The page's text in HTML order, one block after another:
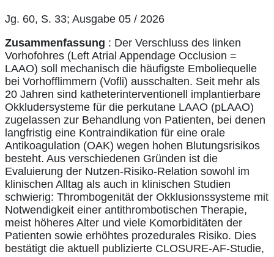
Jg. 60, S. 33; Ausgabe 05 / 2026
Zusammenfassung : Der Verschluss des linken
Vorhofohres (Left Atrial Appendage Occlusion =
LAAO) soll mechanisch die häufigste Emboliequelle
bei Vorhofflimmern (Vofli) ausschalten. Seit mehr als
20 Jahren sind katheterinterventionell implantierbare
Okkludersysteme für die perkutane LAAO (pLAAO)
zugelassen zur Behandlung von Patienten, bei denen
langfristig eine Kontraindikation für eine orale
Antikoagulation (OAK) wegen hohen Blutungsrisikos
besteht. Aus verschiedenen Gründen ist die
Evaluierung der Nutzen-Risiko-Relation sowohl im
klinischen Alltag als auch in klinischen Studien
schwierig: Thrombogenität der Okklusionssysteme mit
Notwendigkeit einer antithrombotischen Therapie,
meist höheres Alter und viele Komorbiditäten der
Patienten sowie erhöhtes prozedurales Risiko. Dies
bestätigt die aktuell publizierte CLOSURE-AF-Studie,